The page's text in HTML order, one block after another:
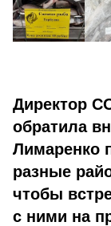
Директор
обратила
Лимаренко
разные
чтобы
с ними на